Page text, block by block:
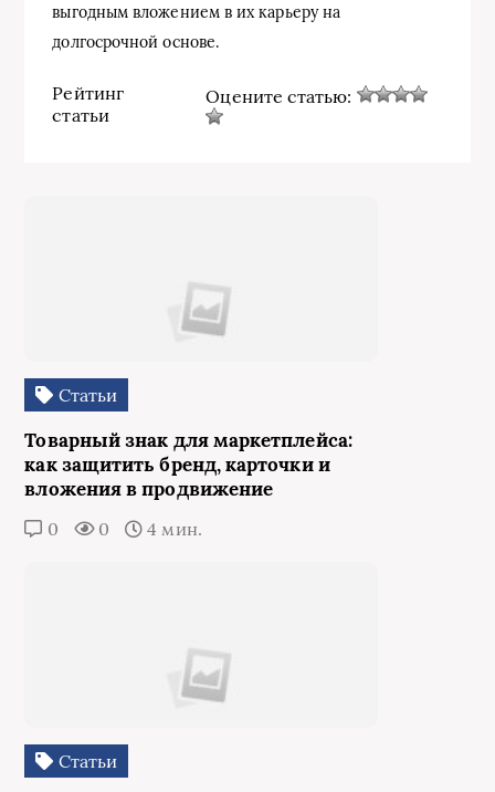
выгодным вложением в их карьеру на
долгосрочной основе.
Рейтинг
статьи
Оцените статью:
Статьи
Товарный знак для маркетплейса:
как защитить бренд, карточки и
вложения в продвижение
0 0 4 мин.
Статьи